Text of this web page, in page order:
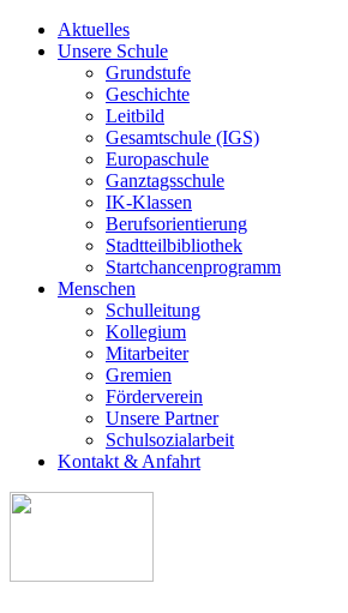
Aktuelles
Unsere Schule
Grundstufe
Geschichte
Leitbild
Gesamtschule (IGS)
Europaschule
Ganztagsschule
IK-Klassen
Berufsorientierung
Stadtteilbibliothek
Startchancenprogramm
Menschen
Schulleitung
Kollegium
Mitarbeiter
Gremien
Förderverein
Unsere Partner
Schulsozialarbeit
Kontakt & Anfahrt